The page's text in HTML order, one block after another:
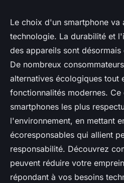
Le choix d'un smartphone va
technologie. La durabilité et
des appareils sont
De nombreux
alternatives écologiques tout
fonctionnalités modernes.
smartphones les plus
l'environnement, en mettant
écoresponsables qui allient
responsabilité. Découvrez
peuvent réduire votre
répondant à vos besoins